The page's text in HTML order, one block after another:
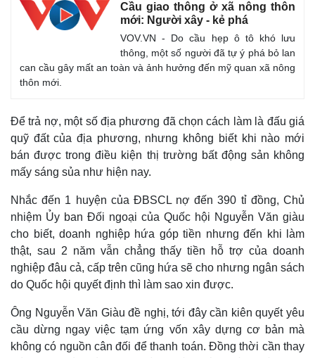
Cầu giao thông ở xã nông thôn
mới: Người xây - kẻ phá
VOV.VN - Do cầu hẹp ô tô khó lưu
thông, một số người đã tự ý phá bỏ lan
can cầu gây mất an toàn và ảnh hưởng đến mỹ quan xã nông
thôn mới.
Để trả nợ, một số địa phương đã chọn cách làm là đấu giá
quỹ đất của địa phương, nhưng không biết khi nào mới
bán được trong điều kiện thị trường bất động sản không
mấy sáng sủa như hiện nay.
Nhắc đến 1 huyện của ĐBSCL nợ đến 390 tỉ đồng, Chủ
nhiệm Ủy ban Đối ngoại của Quốc hội Nguyễn Văn giàu
cho biết, doanh nghiệp hứa góp tiền nhưng đến khi làm
thật, sau 2 năm vẫn chẳng thấy tiền hỗ trợ của doanh
nghiệp đâu cả, cấp trên cũng hứa sẽ cho nhưng ngân sách
do Quốc hội quyết định thì làm sao xin được.
Ông Nguyễn Văn Giàu đề nghị, tới đây cần kiên quyết yêu
cầu dừng ngay việc tạm ứng vốn xây dựng cơ bản mà
không có nguồn cân đối để thanh toán. Đồng thời cần thay